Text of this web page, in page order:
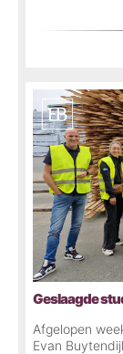
Geslaagde
Afgelopen
Evan